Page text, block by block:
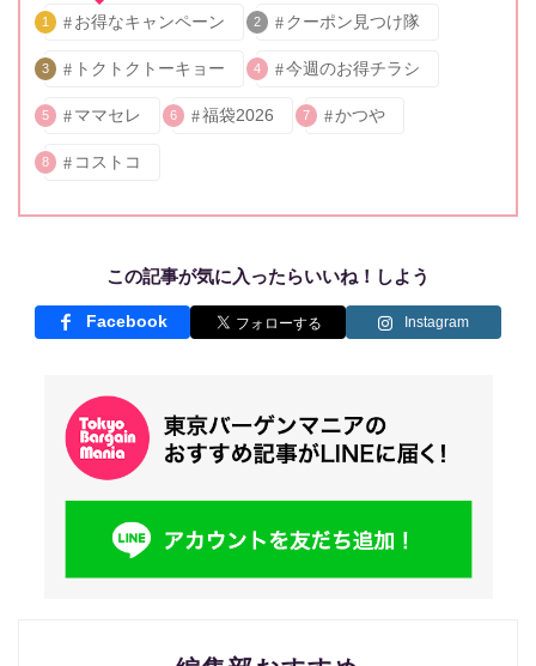
1 お得なキャンペーン 2 クーポン見つけ隊
3 トクトクトーキョー 4 今週のお得チラシ
5 ママセレ 6 福袋2026 7 かつや
8 コストコ
この記事が気に入ったらいいね！しよう
Facebook Instagram